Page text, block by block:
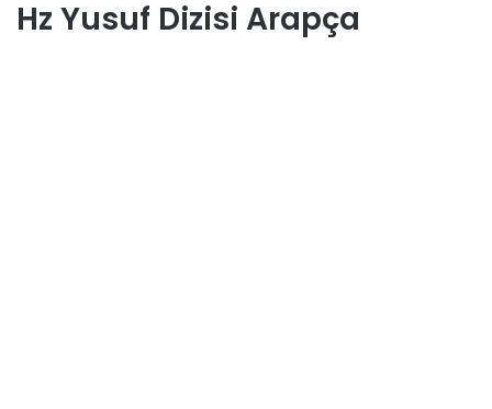
Hz Yusuf Dizisi Arapça